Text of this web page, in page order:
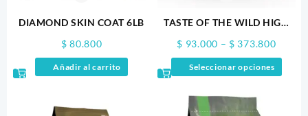
DIAMOND SKIN COAT 6LB
$ 80.800
Añadir al carrito
TASTE OF THE WILD HIGH
$ 93.000 – $ 373.800Price
range:
Seleccionar opciones